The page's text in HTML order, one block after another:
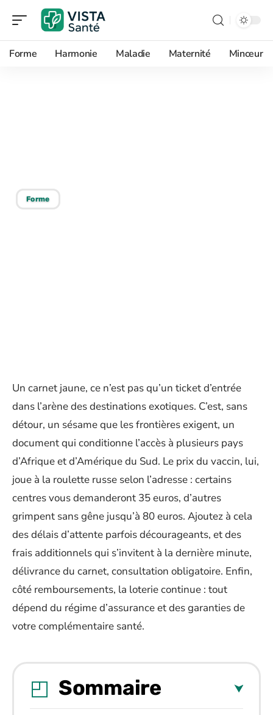
Forme Harmonie Maladie Maternité Minceur
Forme
Un carnet jaune, ce n’est pas qu’un ticket d’entrée
dans l’arène des destinations exotiques. C’est, sans
détour, un sésame que les frontières exigent, un
document qui conditionne l’accès à plusieurs pays
d’Afrique et d’Amérique du Sud. Le prix du vaccin, lui,
joue à la roulette russe selon l’adresse : certains
centres vous demanderont 35 euros, d’autres
grimpent sans gêne jusqu’à 80 euros. Ajoutez à cela
des délais d’attente parfois décourageants, et des
frais additionnels qui s’invitent à la dernière minute,
délivrance du carnet, consultation obligatoire. Enfin,
côté remboursements, la loterie continue : tout
dépend du régime d’assurance et des garanties de
votre complémentaire santé.
Sommaire